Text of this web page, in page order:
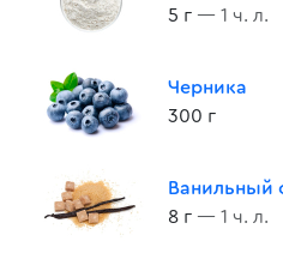
5 г — 1 ч. л.
Черника
300 г
Ванильный
8 г — 1 ч. л.